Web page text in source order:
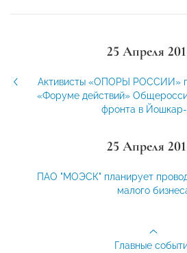
25 Апреля
Активисты «ОПОРЫ РОССИИ»
«Форуме действий»
фронта в
25 Апреля
ПАО "МОЭСК" планирует
малого
Главные